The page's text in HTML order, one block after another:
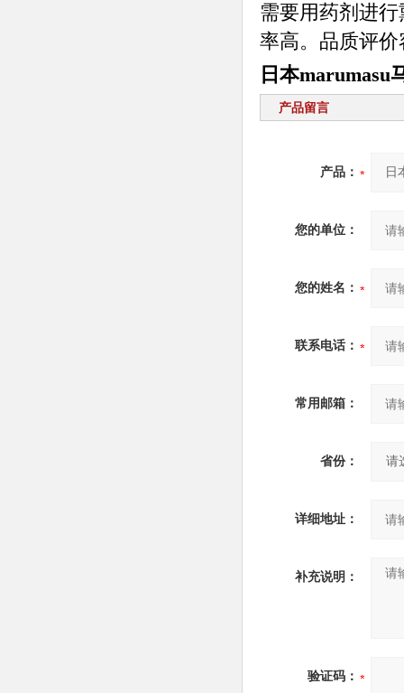
需要用药剂进
率高。品质评价
日本marumasu
产品留言
产品：
您的单位：
您的姓名：
联系电话：
常用邮箱：
省份：
详细地址：
补充说明：
验证码：